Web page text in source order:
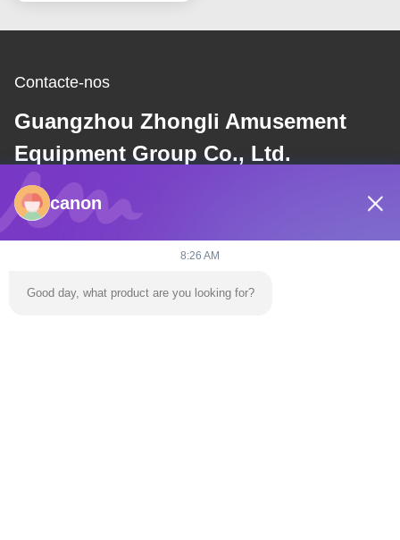
Contacte-nos
Guangzhou Zhongli Amusement
Equipment Group Co., Ltd.
E-mail
dannie@zhongliyoule.com
canon
8:26 AM
Good day, what product are you looking for?